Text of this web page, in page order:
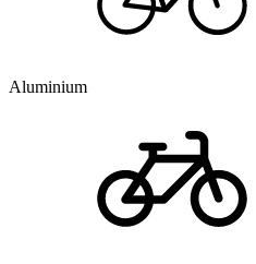
Aluminium